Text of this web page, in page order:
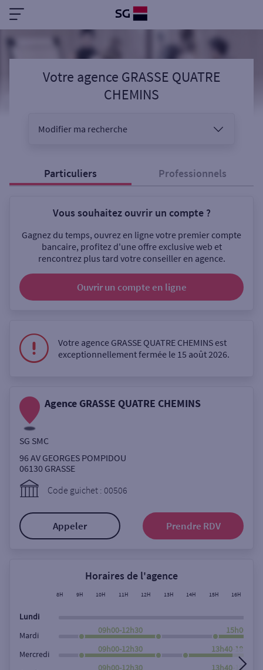
Votre agence GRASSE QUATRE
CHEMINS
Modifier ma recherche
Sélectionnez votre recherche
Ouverte le samedi
Ouverte le lundi
Autour de moi
Rue
Rechercher
Particuliers Professionnels
Vous souhaitez ouvrir un compte ?
Gagnez du temps, ouvrez en ligne votre premier compte
bancaire, profitez d'une offre exclusive web et
rencontrez plus tard votre conseiller en agence.
Ouvrir un compte en ligne
Votre agence GRASSE QUATRE CHEMINS est
exceptionnellement fermée le 15 août 2026.
Agence GRASSE QUATRE CHEMINS
SG SMC
96 AV GEORGES POMPIDOU
06130 GRASSE
Code guichet : 00506
Appeler Prendre RDV
Horaires de l'agence
8H 9H 10H 11H 12H 13H 14H 15H 16H
Lundi
Mardi
09h00-12h30 15h00-
Mercredi
09h00-12h30 13h40-18h00
09h00-12h30 13h40-18h00